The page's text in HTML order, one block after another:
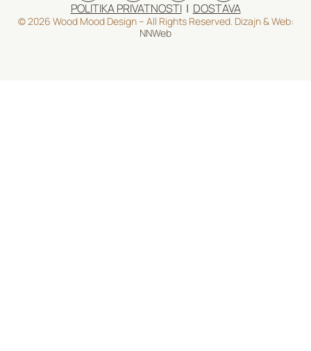
© 2026 Wood Mood Design – All Rights Reserved. Dizajn & Web:
NNWeb
POLITIKA PRIVATNOSTI | DOSTAVA